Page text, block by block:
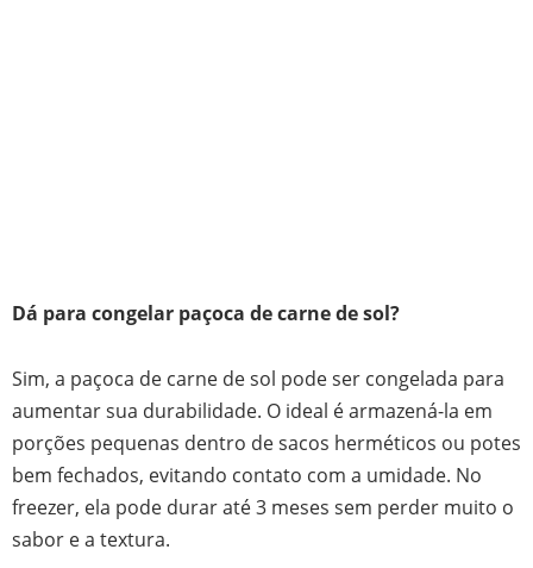
Dá para congelar paçoca de carne de sol?
Sim, a paçoca de carne de sol pode ser congelada para
aumentar sua durabilidade. O ideal é armazená-la em
porções pequenas dentro de sacos herméticos ou potes
bem fechados, evitando contato com a umidade. No
freezer, ela pode durar até 3 meses sem perder muito o
sabor e a textura.